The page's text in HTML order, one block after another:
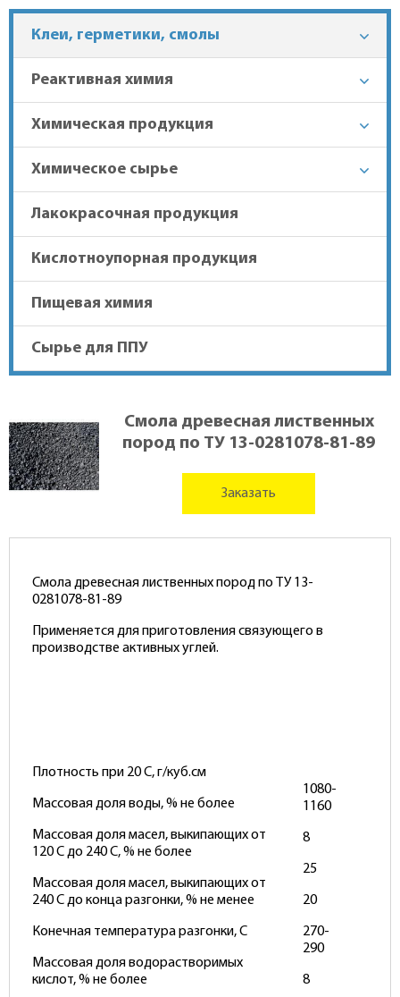
Доставка в регионы
0281078-81-89
Клеи, герметики, смолы
Реактивная химия
Химическая продукция
Химическое сырье
Лакокрасочная продукция
Кислотноупорная продукция
Пищевая химия
Сырье для ППУ
Смола древесная лиственных
пород по ТУ 13-0281078-81-89
Заказать
Смола древесная лиственных пород по ТУ 13-
0281078-81-89
Применяется для приготовления связующего в
производстве активных углей.
Плотность при 20 С, г/куб.см
Массовая доля воды, % не более
Массовая доля масел, выкипающих от
120 С до 240 С, % не более
Массовая доля масел, выкипающих от
240 С до конца разгонки, % не менее
Конечная температура разгонки, С
Массовая доля водорастворимых
кислот, % не более
1080-
1160
8
25
20
270-
290
8